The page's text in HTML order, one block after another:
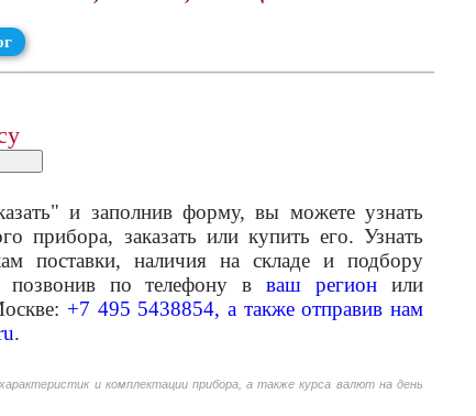
и заполнив форму, вы можете узнать
прибора, заказать или купить его. Узнать
поставки, наличия на складе и подбору
позвонив по телефону вваш регион или
+7 495 5438854, а также отправив нам
.
и комплектации прибора, а также курса валют на день